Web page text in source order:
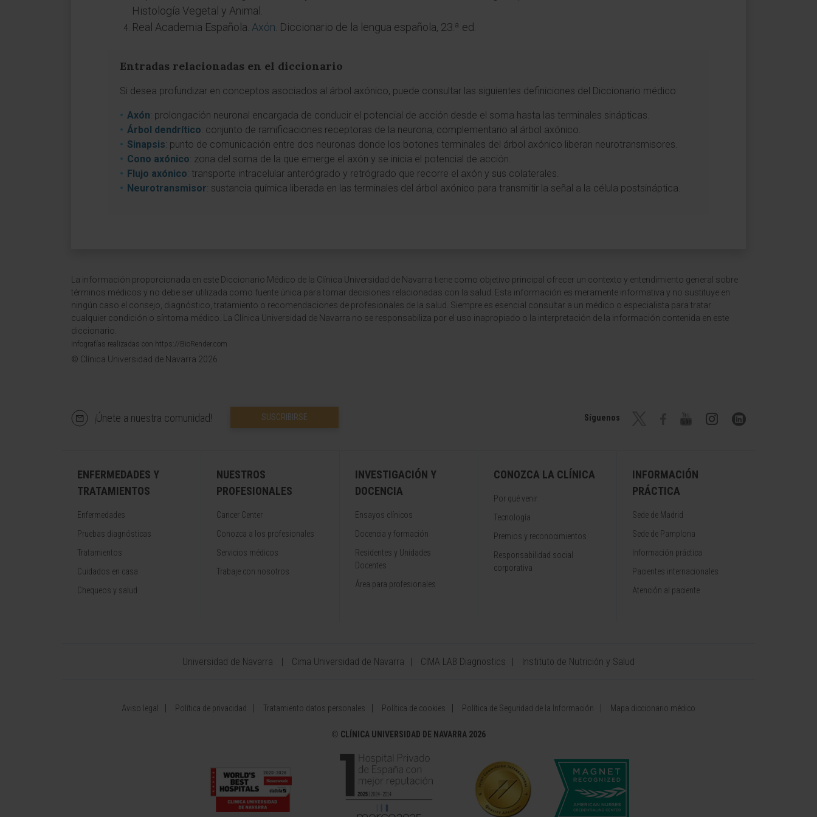
Histología Vegetal y Animal.
Real Academia Española. Axón . Diccionario de la lengua española, 23.ª ed.
Entradas relacionadas en el diccionario
Si desea profundizar en conceptos asociados al árbol axónico, puede consultar las siguientes definiciones del Diccionario médico:
Axón: prolongación neuronal encargada de conducir el potencial de acción desde el soma hasta las terminales sinápticas.
Árbol dendrítico: conjunto de ramificaciones receptoras de la neurona, complementario al árbol axónico.
Sinapsis: punto de comunicación entre dos neuronas donde los botones terminales del árbol axónico liberan neurotransmisores.
Cono axónico: zona del soma de la que emerge el axón y se inicia el potencial de acción.
Flujo axónico: transporte intracelular anterógrado y retrógrado que recorre el axón y sus colaterales.
Neurotransmisor: sustancia química liberada en las terminales del árbol axónico para transmitir la señal a la célula postsináptica.
La información proporcionada en este Diccionario Médico de la Clínica Universidad de Navarra tiene como objetivo principal ofrecer un contexto y entendimiento general sobre
términos médicos y no debe ser utilizada como fuente única para tomar decisiones relacionadas con la salud. Esta información es meramente informativa y no sustituye en
ningún caso el consejo, diagnóstico, tratamiento o recomendaciones de profesionales de la salud. Siempre es esencial consultar a un médico o especialista para tratar
cualquier condición o síntoma médico. La Clínica Universidad de Navarra no se responsabiliza por el uso inapropiado o la interpretación de la información contenida en este
diccionario.
Infografías realizadas con https://BioRender.com
© Clínica Universidad de Navarra 2026
¡Únete a nuestra comunidad! SUSCRIBIRSE Síguenos
ENFERMEDADES Y
TRATAMIENTOS
Enfermedades
Pruebas diagnósticas
Tratamientos
Cuidados en casa
Chequeos y salud
NUESTROS
PROFESIONALES
Cancer Center
Conozca a los profesionales
Servicios médicos
Trabaje con nosotros
INVESTIGACIÓN Y
DOCENCIA
Ensayos clínicos
Docencia y formación
Residentes y Unidades
Docentes
Área para profesionales
CONOZCA LA CLÍNICA
Por qué venir
Tecnología
Premios y reconocimientos
Responsabilidad social
corporativa
INFORMACIÓN
PRÁCTICA
Sede de Madrid
Sede de Pamplona
Información práctica
Pacientes internacionales
Atención al paciente
Universidad de Navarra Cima Universidad de Navarra CIMA LAB Diagnostics Instituto de Nutrición y Salud
Aviso legal Política de privacidad Tratamiento datos personales Política de cookies Política de Seguridad de la Información Mapa diccionario médico
© CLÍNICA UNIVERSIDAD DE NAVARRA 2026